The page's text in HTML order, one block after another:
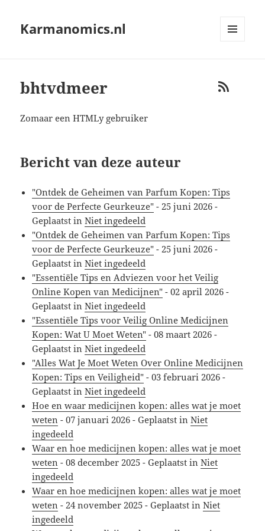
Karmanomics.nl
RSS
bhtvdmeer
Zomaar een HTMLy gebruiker
Bericht van deze auteur
"Ontdek de Geheimen van Parfum Kopen: Tips
voor de Perfecte Geurkeuze" -25 juni 2026 -
Geplaatst inNiet ingedeeld
"Ontdek de Geheimen van Parfum Kopen: Tips
voor de Perfecte Geurkeuze" -25 juni 2026 -
Geplaatst inNiet ingedeeld
"Essentiële Tips en Adviezen voor het Veilig
Online Kopen van Medicijnen" -02 april 2026 -
Geplaatst inNiet ingedeeld
"Essentiële Tips voor Veilig Online Medicijnen
Kopen: Wat U Moet Weten" -08 maart 2026 -
Geplaatst inNiet ingedeeld
"Alles Wat Je Moet Weten Over Online Medicijnen
Kopen: Tips en Veiligheid" -03 februari 2026 -
Geplaatst inNiet ingedeeld
Hoe en waar medicijnen kopen: alles wat je moet
weten -07 januari 2026 - Geplaatst inNiet
ingedeeld
Waar en hoe medicijnen kopen: alles wat je moet
weten -08 december 2025 - Geplaatst inNiet
ingedeeld
Waar en hoe medicijnen kopen: alles wat je moet
weten -24 november 2025 - Geplaatst inNiet
ingedeeld